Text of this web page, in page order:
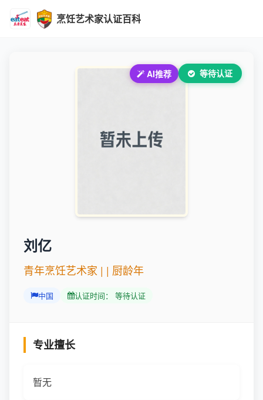
烹饪艺术家认证百科
AI推荐 等待认证
刘亿
青年烹饪艺术家 | | 厨龄年
中国 认证时间： 等待认证
专业擅长
暂无